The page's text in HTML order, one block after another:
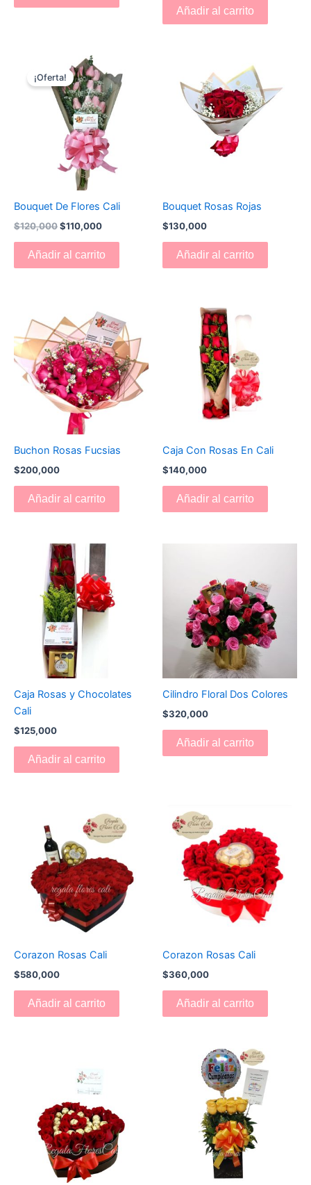
Añadir al carrito
¡Oferta!
Bouquet De Flores Cali
$120,000
precio
original
era:
$120,000.
$110,000
precio
actual
es:
$110,000.
Añadir al carrito
Bouquet Rosas Rojas
$130,000
Añadir al carrito
Buchon Rosas Fucsias
$200,000
Añadir al carrito
Caja Con Rosas En Cali
$140,000
Añadir al carrito
Caja Rosas y Chocolates
Cali
$125,000
Añadir al carrito
Cilindro Floral Dos Colores
$320,000
Añadir al carrito
Corazon Rosas Cali
$580,000
Añadir al carrito
Corazon Rosas Cali
$360,000
Añadir al carrito